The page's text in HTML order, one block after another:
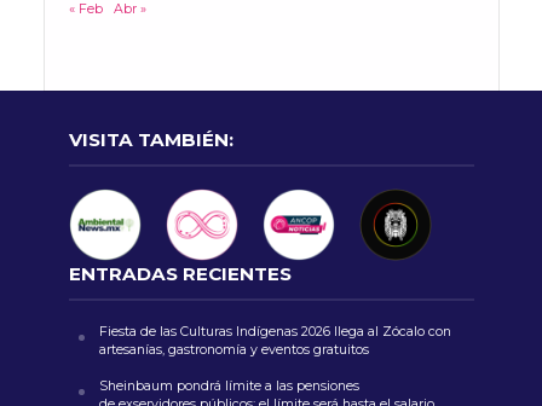
« Feb Abr »
VISITA TAMBIÉN:
ENTRADAS RECIENTES
Fiesta de las Culturas Indígenas 2026 llega al Zócalo con
artesanías, gastronomía y eventos gratuitos
Sheinbaum pondrá límite a las pensiones